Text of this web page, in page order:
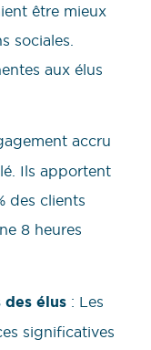
être mieux
sociales.
aux élus
accru
Ils apportent
des clients
8 heures
des élus : Les
significatives